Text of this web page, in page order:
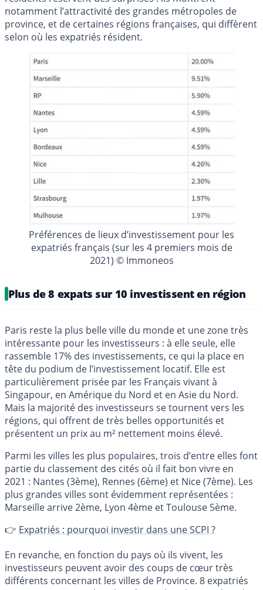
notamment l’attractivité des grandes métropoles de
province, et de certaines régions françaises, qui diffèrent
selon où les expatriés résident.
Préférences de lieux d’investissement pour les
expatriés français (sur les 4 premiers mois de
2021) © Immoneos
Plus de 8 expats sur 10 investissent en région
Paris reste la plus belle ville du monde et une zone très
intéressante pour les investisseurs : à elle seule, elle
rassemble 17% des investissements, ce qui la place en
tête du podium de l’investissement locatif. Elle est
particulièrement prisée par les Français vivant à
Singapour, en Amérique du Nord et en Asie du Nord.
Mais la majorité des investisseurs se tournent vers les
régions, qui offrent de très belles opportunités et
présentent un prix au m² nettement moins élevé.
Parmi les villes les plus populaires, trois d’entre elles font
partie du classement des cités où il fait bon vivre en
2021 : Nantes (3ème), Rennes (6ème) et Nice (7ème). Les
plus grandes villes sont évidemment représentées :
Marseille arrive 2ème, Lyon 4ème et Toulouse 5ème.
👉 Expatriés : pourquoi investir dans une SCPI ?
En revanche, en fonction du pays où ils vivent, les
investisseurs peuvent avoir des coups de cœur très
différents concernant les villes de Province. 8 expatriés